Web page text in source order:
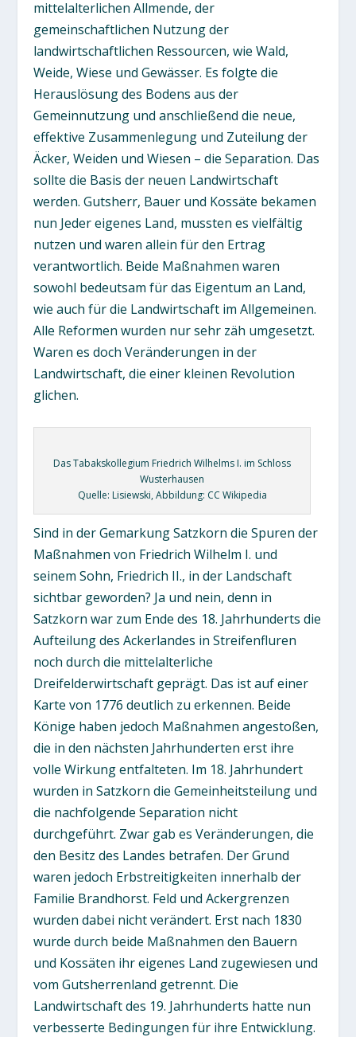
mittelalterlichen Allmende, der
gemeinschaftlichen Nutzung der
landwirtschaftlichen Ressourcen, wie Wald,
Weide, Wiese und Gewässer. Es folgte die
Herauslösung des Bodens aus der
Gemeinnutzung und anschließend die neue,
effektive Zusammenlegung und Zuteilung der
Äcker, Weiden und Wiesen – die Separation. Das
sollte die Basis der neuen Landwirtschaft
werden. Gutsherr, Bauer und Kossäte bekamen
nun Jeder eigenes Land, mussten es vielfältig
nutzen und waren allein für den Ertrag
verantwortlich. Beide Maßnahmen waren
sowohl bedeutsam für das Eigentum an Land,
wie auch für die Landwirtschaft im Allgemeinen.
Alle Reformen wurden nur sehr zäh umgesetzt.
Waren es doch Veränderungen in der
Landwirtschaft, die einer kleinen Revolution
glichen.
Das Tabakskollegium Friedrich Wilhelms I. im Schloss
Wusterhausen
Quelle: Lisiewski, Abbildung: CC Wikipedia
Sind in der Gemarkung Satzkorn die Spuren der
Maßnahmen von Friedrich Wilhelm I. und
seinem Sohn, Friedrich II., in der Landschaft
sichtbar geworden? Ja und nein, denn in
Satzkorn war zum Ende des 18. Jahrhunderts die
Aufteilung des Ackerlandes in Streifenfluren
noch durch die mittelalterliche
Dreifelderwirtschaft geprägt. Das ist auf einer
Karte von 1776 deutlich zu erkennen. Beide
Könige haben jedoch Maßnahmen angestoßen,
die in den nächsten Jahrhunderten erst ihre
volle Wirkung entfalteten. Im 18. Jahrhundert
wurden in Satzkorn die Gemeinheitsteilung und
die nachfolgende Separation nicht
durchgeführt. Zwar gab es Veränderungen, die
den Besitz des Landes betrafen. Der Grund
waren jedoch Erbstreitigkeiten innerhalb der
Familie Brandhorst. Feld und Ackergrenzen
wurden dabei nicht verändert. Erst nach 1830
wurde durch beide Maßnahmen den Bauern
und Kossäten ihr eigenes Land zugewiesen und
vom Gutsherrenland getrennt. Die
Landwirtschaft des 19. Jahrhunderts hatte nun
verbesserte Bedingungen für ihre Entwicklung.